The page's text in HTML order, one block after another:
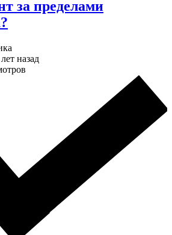
за пределами
назад